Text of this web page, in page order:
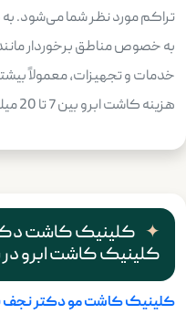
تراکم مورد نظر شما می‌شود. به
به خصوص مناطق برخوردار
خدمات و تجهیزات، معمولاً
هزینه کاشت ابرو بین 7 تا 20 میلیون متغیر است.
کلینیک کاشت
کلینیک کاشت ابرو در
کلینیک کاشت مو دکتر